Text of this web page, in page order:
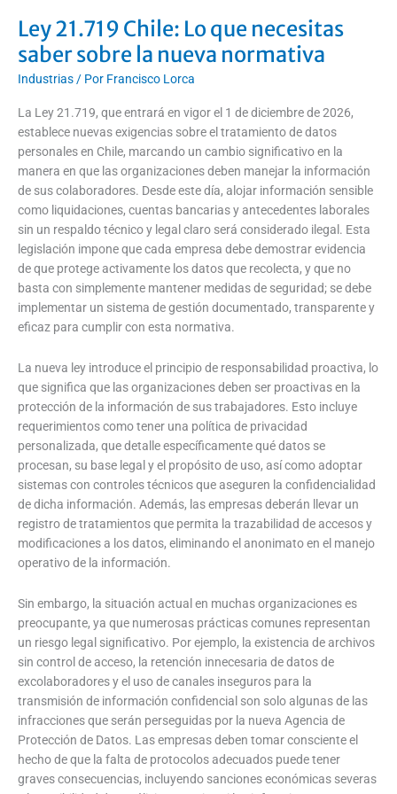
Ley 21.719 Chile: Lo que necesitas
saber sobre la nueva normativa
Industrias/ Por Francisco Lorca
La Ley 21.719, que entrará en vigor el 1 de diciembre de 2026,
establece nuevas exigencias sobre el tratamiento de datos
personales en Chile, marcando un cambio significativo en la
manera en que las organizaciones deben manejar la información
de sus colaboradores. Desde este día, alojar información sensible
como liquidaciones, cuentas bancarias y antecedentes laborales
sin un respaldo técnico y legal claro será considerado ilegal. Esta
legislación impone que cada empresa debe demostrar evidencia
de que protege activamente los datos que recolecta, y que no
basta con simplemente mantener medidas de seguridad; se debe
implementar un sistema de gestión documentado, transparente y
eficaz para cumplir con esta normativa.
La nueva ley introduce el principio de responsabilidad proactiva, lo
que significa que las organizaciones deben ser proactivas en la
protección de la información de sus trabajadores. Esto incluye
requerimientos como tener una política de privacidad
personalizada, que detalle específicamente qué datos se
procesan, su base legal y el propósito de uso, así como adoptar
sistemas con controles técnicos que aseguren la confidencialidad
de dicha información. Además, las empresas deberán llevar un
registro de tratamientos que permita la trazabilidad de accesos y
modificaciones a los datos, eliminando el anonimato en el manejo
operativo de la información.
Sin embargo, la situación actual en muchas organizaciones es
preocupante, ya que numerosas prácticas comunes representan
un riesgo legal significativo. Por ejemplo, la existencia de archivos
sin control de acceso, la retención innecesaria de datos de
excolaboradores y el uso de canales inseguros para la
transmisión de información confidencial son solo algunas de las
infracciones que serán perseguidas por la nueva Agencia de
Protección de Datos. Las empresas deben tomar consciente el
hecho de que la falta de protocolos adecuados puede tener
graves consecuencias, incluyendo sanciones económicas severas